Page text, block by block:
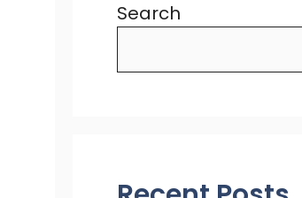
Search